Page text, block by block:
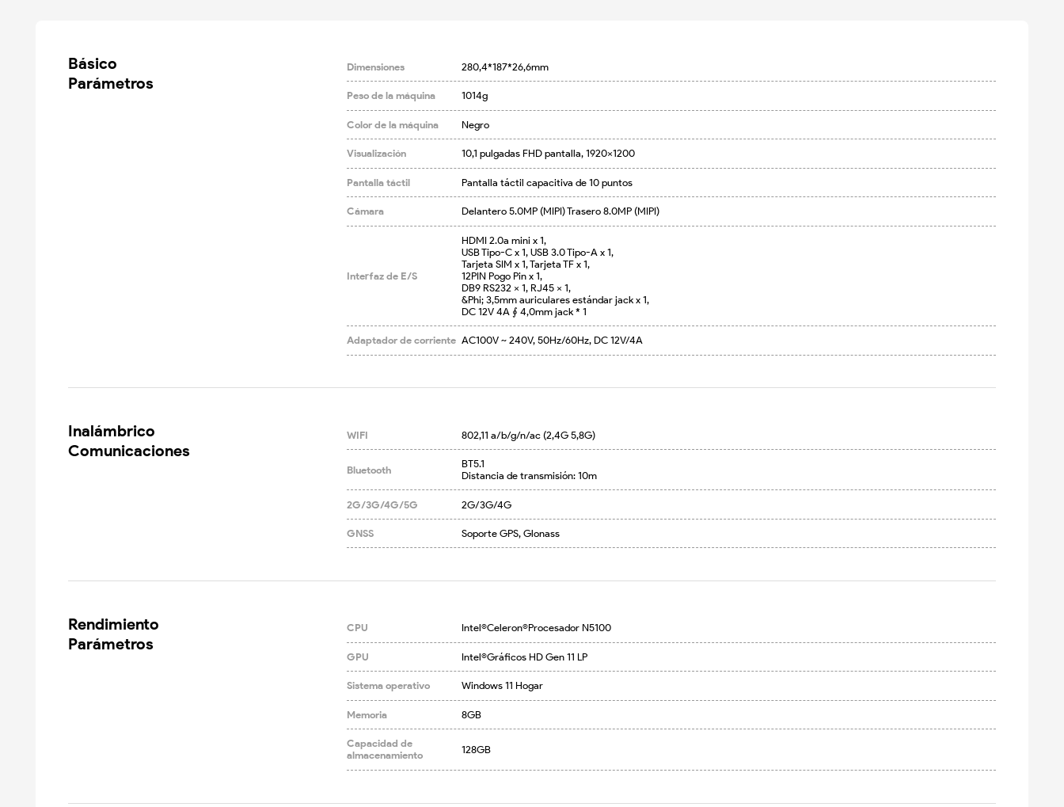
Básico
Parámetros
Dimensiones 280,4*187*26,6mm
Peso de la máquina 1014g
Color de la máquina Negro
Visualización 10,1 pulgadas FHD pantalla, 1920x1200
Pantalla táctil Pantalla táctil capacitiva de 10 puntos
Cámara Delantero 5.0MP (MIPI) Trasero 8.0MP (MIPI)
Interfaz de E/S
HDMI 2.0a mini x 1,
USB Tipo-C x 1, USB 3.0 Tipo-A x 1,
Tarjeta SIM x 1, Tarjeta TF x 1,
12PIN Pogo Pin x 1,
DB9 RS232 x 1, RJ45 x 1,
&Phi; 3,5mm auriculares estándar jack x 1,
DC 12V 4A ∮ 4,0mm jack * 1
Adaptador de corriente AC100V ~ 240V, 50Hz/60Hz, DC 12V/4A
Inalámbrico
Comunicaciones
WIFI 802,11 a/b/g/n/ac (2,4G 5,8G)
Bluetooth
BT5.1
Distancia de transmisión: 10m
2G/3G/4G/5G 2G/3G/4G
GNSS Soporte GPS, Glonass
Rendimiento
Parámetros
CPU Intel®Celeron®Procesador N5100
GPU Intel®Gráficos HD Gen 11 LP
Sistema operativo Windows 11 Hogar
Memoria 8GB
Capacidad de
almacenamiento
128GB